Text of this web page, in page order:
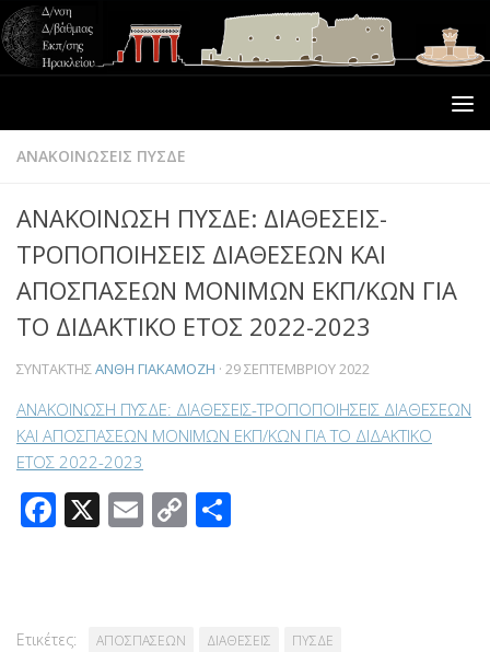
ΑΝΑΚΟΙΝΩΣΕΙΣ ΠΥΣΔΕ
ΑΝΑΚΟΙΝΩΣΗ ΠΥΣΔΕ: ΔΙΑΘΕΣΕΙΣ-
ΤΡΟΠΟΠΟΙΗΣΕΙΣ ΔΙΑΘΕΣΕΩΝ ΚΑΙ
ΑΠΟΣΠΑΣΕΩΝ ΜΟΝΙΜΩΝ ΕΚΠ/ΚΩΝ ΓΙΑ
ΤΟ ΔΙΔΑΚΤΙΚΟ ΕΤΟΣ 2022-2023
ΣΥΝΤΆΚΤΗΣΑΝΘΗ ΓΙΑΚΑΜΟΖΗ · 29 ΣΕΠΤΕΜΒΡΊΟΥ 2022
ΑΝΑΚΟΙΝΩΣΗ ΠΥΣΔΕ: ΔΙΑΘΕΣΕΙΣ-ΤΡΟΠΟΠΟΙΗΣΕΙΣ ΔΙΑΘΕΣΕΩΝ
ΚΑΙ ΑΠΟΣΠΑΣΕΩΝ ΜΟΝΙΜΩΝ ΕΚΠ/ΚΩΝ ΓΙΑ ΤΟ ΔΙΔΑΚΤΙΚΟ
ΕΤΟΣ 2022-2023
Facebook
X Email
Copy
Ετικέτες: ΑΠΟΣΠΑΣΕΩΝ ΔΙΑΘΕΣΕΙΣ
ΠΥΣΔΕ